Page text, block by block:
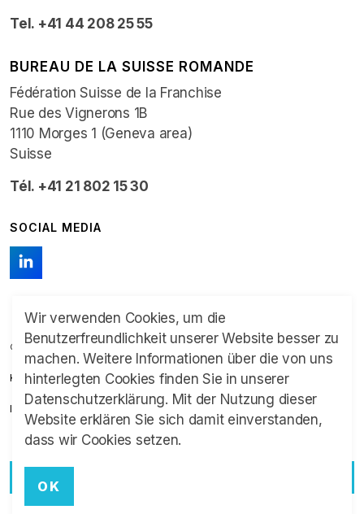
Tel. +41 44 208 25 55
BUREAU DE LA SUISSE ROMANDE
Fédération Suisse de la Franchise
Rue des Vignerons 1B
1110 Morges 1 (Geneva area)
Suisse
Tél. +41 21 802 15 30
SOCIAL MEDIA
© 2026 Schweizer Franchise Verband
Kontakt
Impressum und Datenschutz
Wir verwenden Cookies, um die
Benutzerfreundlichkeit unserer Website besser zu
machen. Weitere Informationen über die von uns
hinterlegten Cookies finden Sie in unserer
Datenschutzerklärung. Mit der Nutzung dieser
Website erklären Sie sich damit einverstanden,
dass wir Cookies setzen.
OK